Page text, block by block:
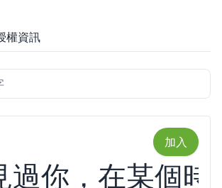
權資訊
加入
過你，在某個時